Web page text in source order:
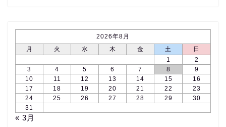
2026年8月
月
火 水 木 金 土
日
1
2
3
4 5 6 7 8
9
10
11 12 13 14 15
16
17
18 19 20 21 22
23
24
25 26 27 28 29
30
31
« 3月